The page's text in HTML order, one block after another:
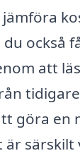
också
att
göra en
är